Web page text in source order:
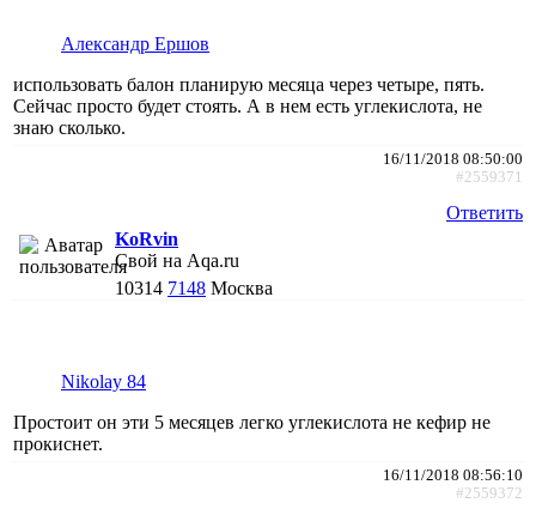
Александр Ершов
использовать балон планирую месяца через четыре, пять.
Сейчас просто будет стоять. А в нем есть углекислота, не
знаю сколько.
16/11/2018 08:50:00
#2559371
Ответить
KoRvin
Свой на Aqa.ru
10314 7148 Москва
Nikolay 84
Простоит он эти 5 месяцев легко углекислота не кефир не
прокиснет.
16/11/2018 08:56:10
#2559372